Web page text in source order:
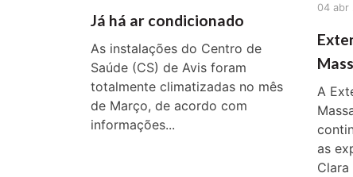
Já há ar condicionado
As instalações do Centro de
Saúde (CS) de Avis foram
totalmente climatizadas no mês
de Março, de acordo com
informações...
04 abr
A
as
Clara